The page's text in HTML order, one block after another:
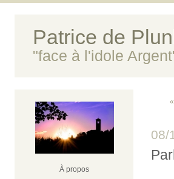
Patrice de
"face à l'idole
À propos
08/